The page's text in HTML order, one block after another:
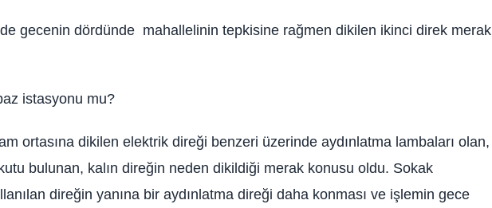
gecenin dördünde mahallelinin tepkisine rağmen dikilen ikinci direk merak
istasyonu mu?
ortasına dikilen elektrik direği benzeri üzerinde aydınlatma lambaları olan,
bulunan, kalın direğin neden dikildiği merak konusu oldu. Sokak
direğin yanına bir aydınlatma direği daha konması ve işlemin gece